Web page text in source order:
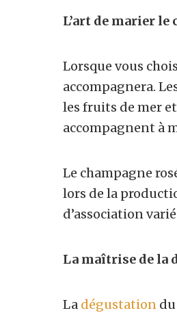
L’art de marier le
Lorsque vous
accompagnera.
les fruits de mer
accompagnent à
Le champagne
lors de la
d’association
La maîtrise de la
La dégustation